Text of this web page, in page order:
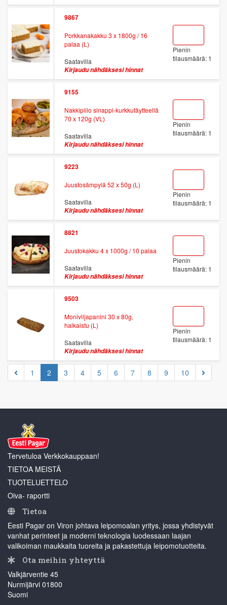
9867
Porkkanakakku 3 x 1800g / 16
palaa (L)
Saatavilla
Kirjaudu nähdäksesi hinnat
Pienin
tilausmäärä: 1
9155
Nakkipiilo sinappi-kurkkutäytteellä
70 x 120g (VL)
Saatavilla
Kirjaudu nähdäksesi hinnat
Pienin
tilausmäärä: 1
9223
Juustosämpylä 52 x 50g (L)
Saatavilla
Kirjaudu nähdäksesi hinnat
Pienin
tilausmäärä: 1
8821
Juustokakku 4 x 1000g / 10 palaa
Saatavilla
Kirjaudu nähdäksesi hinnat
Pienin
tilausmäärä: 1
9503
Moniviljapanini 30 x 80g,
halkaistu (L)
Saatavilla
Kirjaudu nähdäksesi hinnat
Pienin
tilausmäärä: 1
1 2 3 4 5 6 7 8 9 10
Tervetuloa Verkkokauppaan!
TIETOA MEISTÄ
TUOTELUETTELO
Oiva- raportti
Tietoa
Eesti Pagar on Viron johtava leipomoalan yritys, jossa yhdistyvät
vanhat perinteet ja moderni teknologia luodessaan laajan
valikoiman maukkaita tuoreita ja pakastettuja leipomotuotteita.
Ota meihin yhteyttä
Valkjärventie 45
Nurmijärvi 01800
Suomi